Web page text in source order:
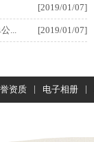
[2019/01/07]
... [2019/01/07]
资质 | 电子相册 |